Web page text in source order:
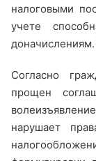
налоговыми
учете
доначислениям.
Согласно
прощен
нарушает